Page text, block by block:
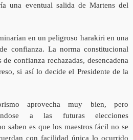
una eventual salida de Martens del
en un peligroso harakiri en una
confianza. La norma constitucional
confianza rechazadas, desencadena
si así lo decide el Presidente de la
aprovecha muy bien, pero
a las futuras elecciones
saben es que los maestros fácil no se
con facilidad única lo ocurrido